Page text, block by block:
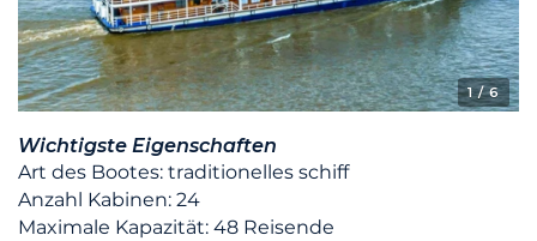
1/ 6
Wichtigste Eigenschaften
Art des Bootes: traditionelles schiff
Anzahl Kabinen: 24
Maximale Kapazität: 48 Reisende